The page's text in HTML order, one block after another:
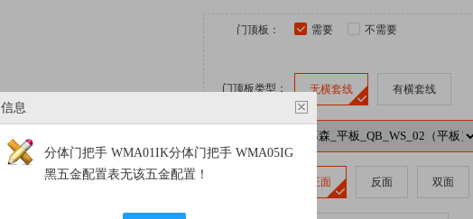
门顶板： 需要 不需要
门顶板类型： 无横套线 有横套线
正面 反面 双面
信息
分体门把手 WMA01IK分体门把手 WMA05IG
黑五金配置表无该五金配置！